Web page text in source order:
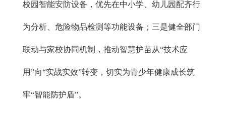
校园智能安防设备，优先在中小学、幼儿园配齐行
为分析、危险物品检测等功能设备；三是健全部门
联动与家校协同机制，推动智慧护苗从“技术应
用”向“实战实效”转变，切实为青少年健康成长筑
牢“智能防护盾”。